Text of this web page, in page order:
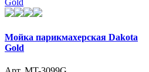
Мойка парикмахерская Dakota
Gold